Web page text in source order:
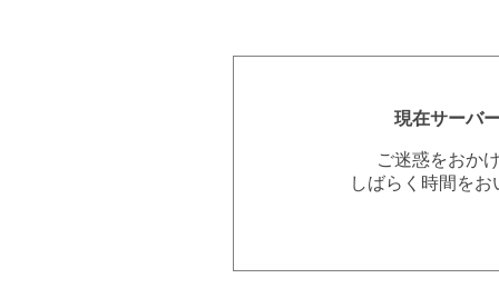
現在サーバ
ご迷惑をおか
しばらく時間を